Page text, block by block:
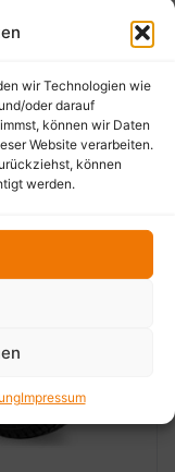
wir Technologien wie
oder darauf
können wir Daten
Website verarbeiten.
können
werden.
Impressum